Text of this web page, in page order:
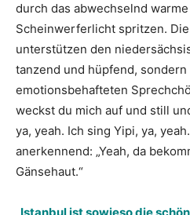
durch das abwechselnd
Scheinwerferlicht spritzen.
unterstützen den
tanzend und hüpfend,
emotionsbehafteten
weckst du mich auf und still
ya, yeah. Ich sing Yipi, ya,
anerkennend: „Yeah, da
Gänsehaut.“